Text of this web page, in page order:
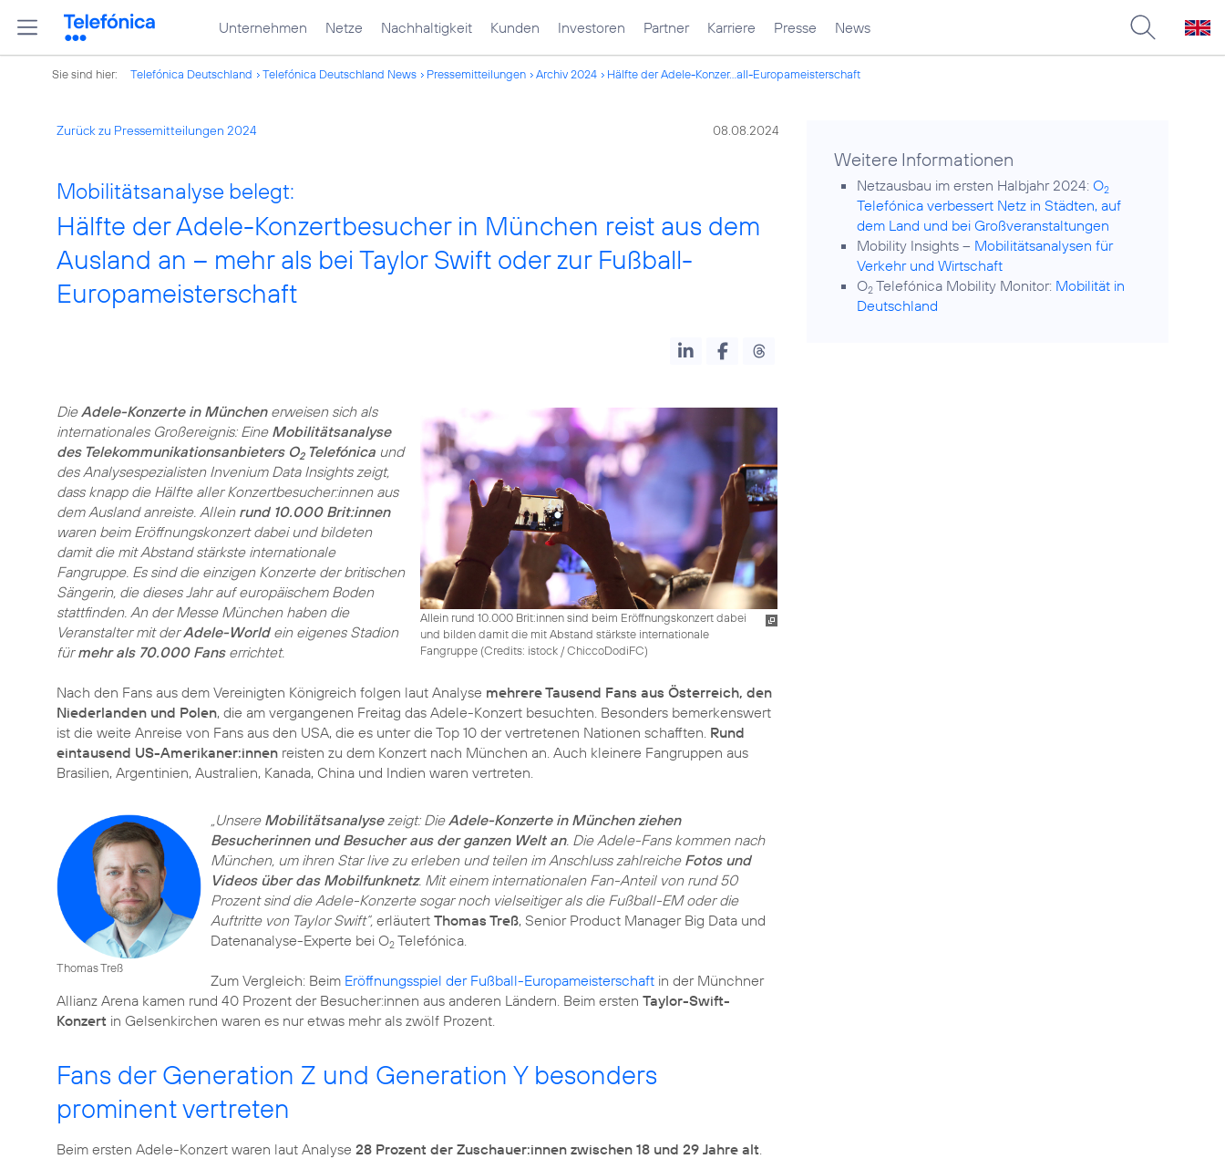
Unternehmen Netze Nachhaltigkeit Kunden Investoren Partner Karriere Presse News
Sie sind hier: Telefónica Deutschland Telefónica Deutschland News Pressemitteilungen Archiv 2024 Hälfte der Adele-Konzer...all-Europameisterschaft
Zurück zu Pressemitteilungen 2024 08.08.2024
Mobilitätsanalyse belegt:
Hälfte der Adele-Konzertbesucher in München reist aus dem
Ausland an – mehr als bei Taylor Swift oder zur Fußball-
Europameisterschaft
Allein rund 10.000 Brit:innen sind beim Eröffnungskonzert dabei
und bilden damit die mit Abstand stärkste internationale
Fangruppe (Credits: istock / ChiccoDodiFC)
DieAdele-Konzerte in Münchenerweisen sich als
internationales Großereignis: Eine Mobilitätsanalyse
des Telekommunikationsanbieters O2Telefónica und
des Analysespezialisten Invenium Data Insights zeigt,
dass knapp die Hälfte aller Konzertbesucher:innen aus
dem Ausland anreiste. Allein rund 10.000 Brit:innen
waren beim Eröffnungskonzert dabei und bildeten
damit die mit Abstand stärkste internationale
Fangruppe. Es sind die einzigen Konzerte der britischen
Sängerin, die dieses Jahr auf europäischem Boden
stattfinden. An der Messe München haben die
Veranstalter mit derAdele-Worldein eigenes Stadion
fürmehr als 70.000 Fanserrichtet.
Nach den Fans aus dem Vereinigten Königreich folgen laut Analyse mehrere Tausend Fans aus Österreich, den
Niederlanden und Polen, die am vergangenen Freitag das Adele-Konzert besuchten. Besonders bemerkenswert
ist die weite Anreise von Fans aus den USA, die es unter die Top 10 der vertretenen Nationen schafften. Rund
eintausend US-Amerikaner:innen reisten zu dem Konzert nach München an. Auch kleinere Fangruppen aus
Brasilien, Argentinien, Australien, Kanada, China und Indien waren vertreten.
Thomas Treß
„Unsere Mobilitätsanalysezeigt: DieAdele-Konzerte in München ziehen
Besucherinnen und Besucher aus der ganzen Welt an. Die Adele-Fans kommen nach
München, um ihren Star live zu erleben und teilen im Anschluss zahlreiche Fotos und
Videos über das Mobilfunknetz. Mit einem internationalen Fan-Anteil von rund 50
Prozent sind die Adele-Konzerte sogar noch vielseitiger als die Fußball-EM oder die
Auftritte von Taylor Swift“,erläutert Thomas Treß, Senior Product Manager Big Data und
Datenanalyse-Experte bei O2Telefónica.
Zum Vergleich: Beim Eröffnungsspiel der Fußball-Europameisterschaftin der Münchner
Allianz Arena kamen rund 40 Prozent der Besucher:innen aus anderen Ländern. Beim ersten Taylor-Swift-
Konzert
Fans der Generation Z und Generation Y besonders
prominent vertreten
Beim ersten Adele-Konzert waren laut Analyse 28 Prozent der Zuschauer:innen zwischen 18 und 29 Jahre alt.
Weitere Informationen
Netzausbau im ersten Halbjahr 2024:O2
Telefónica verbessert Netz in Städten, auf
dem Land und bei Großveranstaltungen
Mobility Insights – Mobilitätsanalysen für
Verkehr und Wirtschaft
O2 Telefónica Mobility Monitor: Mobilität in
Deutschland